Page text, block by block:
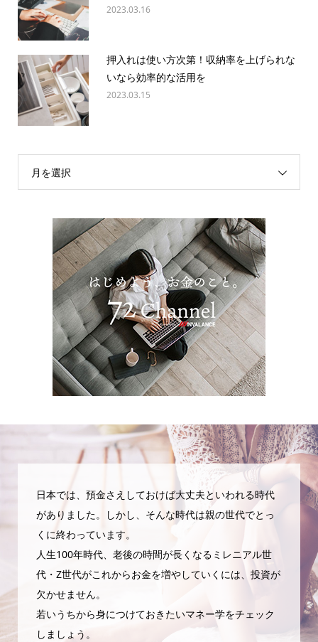
2023.03.16
押入れは使い方次第！収納率を上げられな
いなら効率的な活用を
2023.03.15
月を選択
日本では、預金さえしておけば大丈夫といわれる時代
がありました。しかし、そんな時代は親の世代でとっ
くに終わっています。
人生100年時代、老後の時間が長くなるミレニアル世
代・Z世代がこれからお金を増やしていくには、投資が
欠かせません。
若いうちから身につけておきたいマネー学をチェック
しましょう。